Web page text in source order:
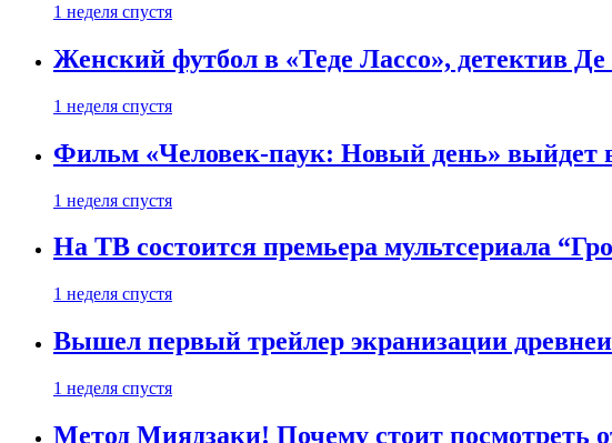
1 неделя спустя
Женский футбол в «Теде Лассо», детектив
1 неделя спустя
Фильм «Человек-паук: Новый день» выйдет в
1 неделя спустя
На ТВ состоится премьера мультсериала
1 неделя спустя
Вышел первый трейлер экранизации
1 неделя спустя
Метод Миядзаки! Почему стоит посмотреть